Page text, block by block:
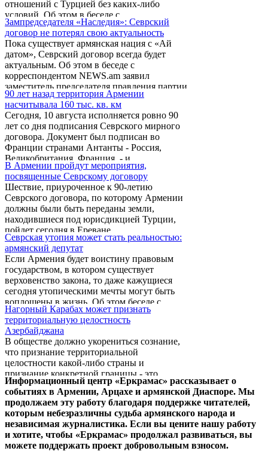
Джафарли, комментируя вопрос агентства о
том, что "Азербайджан приступает к
закупкам больших партий оборонительных
систем, наступательных вооружений и
авиации, расширяет производство ...
отношений с Турцией без каких-либо
условий. Об этом в беседе с
корреспондентом ИА REGNUM Новости
заявил депутат от правящей
Республиканской партии Армении Карен
Авакян, комментируя возможность
урегулирования вопроса границ между
Арменией и Турцией на основе Севрского
договора 1920 года. По словам депутата,
применение любого условия неприемлемо,
и Армения четко следует выбранному
курсу, проводит конструктивную политику.
В то ...
Зампредседателя «Наследия»: Севрский
договор не потерял свою актуальность
Пока существует армянская нация с «Ай
датом», Севрский договор всегда будет
актуальным. Об этом в беседе с
корреспондентом NEWS.am заявил
заместитель председателя правления партии
«Наследие», директор центра политических
исследований «Исток» Рубен Акопян.
90 лет назад территория Армении
насчитывала 160 тыс. кв. км
Сегодня, 10 августа исполняется ровно 90
лет со дня подписания Севрского мирного
договора. Документ был подписан во
Франции странами Антанты - Россия,
Великобритания, Франция, - и
присоединившимися к ним Италией,
Японией, Бельгией, Грецией, Польшей,
Португалией, Румынией, Королевством
сербов, хорватов и словенцев, Хиджазом,
Чехословакией и дашнакцаканской
Арменией, с одной стороны, и Турецким
султанатом - с другой. Позднее, 22 ноября
1920 года, на основе Севрского договора
было вынесено знаменитое ...
В Армении пройдут мероприятия,
посвященные Севрскому договору
Шествие, приуроченное к 90-летию
Севрского договора, по которому Армении
должны были быть переданы земли,
находившиеся под юрисдикцией Турции,
пойдет сегодня в Ереване.
Севрская утопия может стать реальностью:
армянский депутат
Если Армения будет воистину правовым
государством, в котором существует
верховенство закона, то даже кажущиеся
сегодня утопическими мечты могут быть
воплощены в жизнь. Об этом беседе с
корреспондентом ИА REGNUM Новости
заявил депутат от партии "Наследие"
Степан Сафарян, комментируя возможность
урегулирования вопроса границ между
Арменией и Турцией на основе Севрского
договора 1920 года.
Нагорный Карабах может признать
территориальную целостность
Азербайджана
В обществе должно укорениться сознание,
что признание территориальной
целостности какой-либо страны и
признание конкретной границы - это
разные понятия. Об этом 10 августа на
пресс-конференции в Ереване заявил
директор Института истории
Национальной Академии Наук Армении
Ашот Мелконян.
Информационный центр «Еркрамас» рассказывает о
событиях в Армении, Арцахе и армянской Диаспоре. Мы
продолжаем эту работу благодаря поддержке читателей,
которым небезразличны судьба армянского народа и
независимая журналистика. Если вы цените нашу работу
и хотите, чтобы «Еркрамас» продолжал развиваться, вы
можете поддержать проект добровольным взносом.